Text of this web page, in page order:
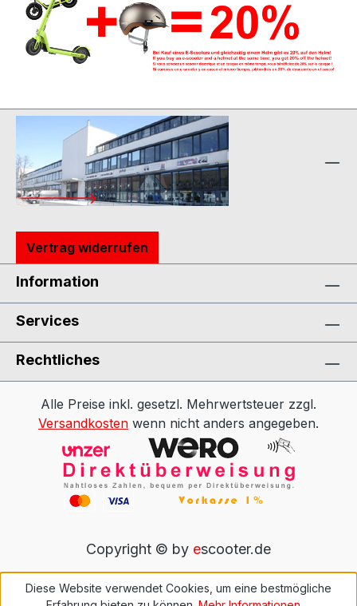
Vertrag widerrufen
Information
Services
Rechtliches
Alle Preise inkl. gesetzl. Mehrwertsteuer zzgl.
Versandkosten wenn nicht anders angegeben.
Copyright © by escooter.de
Diese Website verwendet Cookies, um eine bestmögliche